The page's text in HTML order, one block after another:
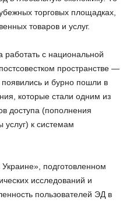
торговых площадках,
товаров и услуг.
работать с национальной
пространстве —
и бурно пошли в
которые стали одним из
доступа (пополнения
услуг) к системам
подготовленном
исследований и
пользователей ЭД в